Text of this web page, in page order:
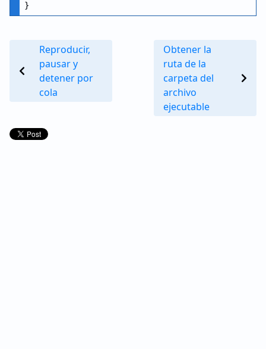
Reproducir,
pausar y
detener por
cola
Obtener la
ruta de la
carpeta del
archivo
ejecutable